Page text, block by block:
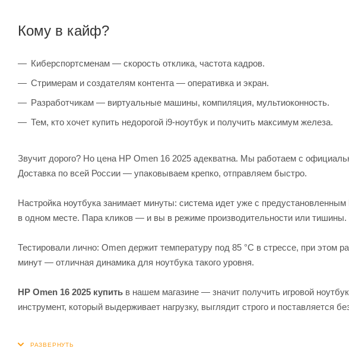
Кому в кайф?
Киберспортсменам — скорость отклика, частота кадров.
Стримерам и создателям контента — оперативка и экран.
Разработчикам — виртуальные машины, компиляция, мультиоконность.
Тем, кто хочет купить недорогой i9‑ноутбук и получить максимум железа.
Звучит дорого? Но цена HP Omen 16 2025 адекватна. Мы работаем с
Доставка по всей России — упаковываем крепко, отправляем быстро.
Настройка ноутбука занимает минуты: система идет уже с
в одном месте. Пара кликов — и вы в режиме производительности или тишины.
Тестировали лично: Omen держит температуру под 85 °C в стрессе, при этом
минут — отличная динамика для ноутбука такого уровня.
HP Omen 16 2025 купить в нашем магазине — значит получить игровой
инструмент, который выдерживает нагрузку, выглядит строго и поставляется